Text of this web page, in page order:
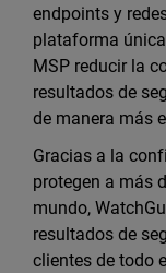
endpoints y
plataforma
MSP reducir la
resultados de
de manera más
Gracias a la
protegen a más
mundo,
resultados de
clientes de todo